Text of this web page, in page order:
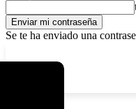
Se te ha enviado una